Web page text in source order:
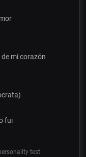
mi corazón
fui
test